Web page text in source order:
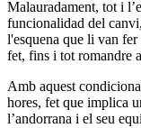
Malauradament, tot i
funcionalidad del
l'esquena que li van
fet, fins i tot romandre
Amb aquest
hores, fet que implica
l’andorrana i el seu